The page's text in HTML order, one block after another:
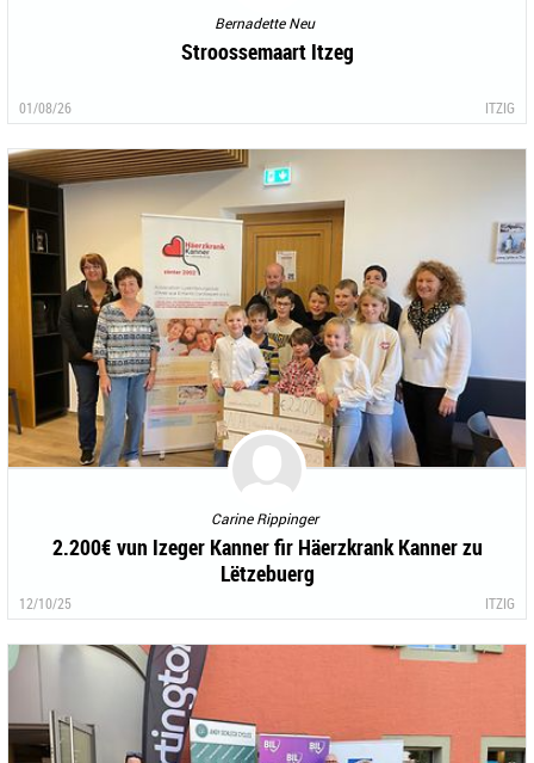
Bernadette Neu
Stroossemaart Itzeg
01/08/26 ITZIG
Carine Rippinger
2.200€ vun Izeger Kanner fir Häerzkrank Kanner zu
Lëtzebuerg
12/10/25 ITZIG